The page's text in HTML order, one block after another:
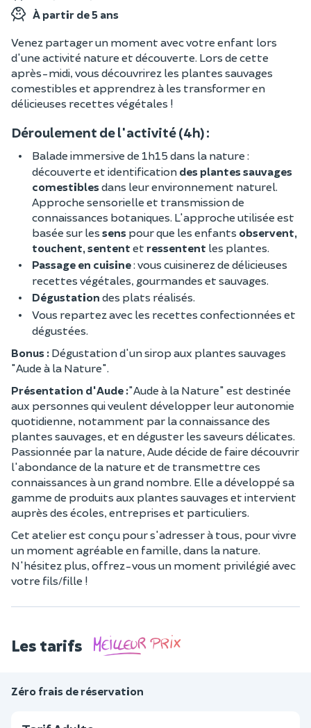
À partir de 5 ans
Venez partager un moment avec votre enfant lors
d'une activité nature et découverte. Lors de cette
après-midi, vous découvrirez les plantes sauvages
comestibles et apprendrez à les transformer en
délicieuses recettes végétales !
Déroulement de l'activité (4h) :
Balade immersive de 1h15 dans la nature :
découverte et identification des plantes sauvages
comestiblesdans leur environnement naturel.
Approche sensorielle et transmission de
connaissances botaniques. L'approche utilisée est
basée sur les sens pour que les enfants observent,
touchent, sentent et ressentent les plantes.
Passage en cuisine: vous cuisinerez de délicieuses
recettes végétales, gourmandes et sauvages.
Dégustation des plats réalisés.
Vous repartez avec les recettes confectionnées et
dégustées.
Bonus : Dégustation d'un sirop aux plantes sauvages
"Aude à la Nature".
Présentation d'Aude :"Aude à la Nature" est destinée
aux personnes qui veulent développer leur autonomie
quotidienne, notamment par la connaissance des
plantes sauvages, et en déguster les saveurs délicates.
Passionnée par la nature, Aude décide de faire découvrir
l'abondance de la nature et de transmettre ces
connaissances à un grand nombre. Elle a développé sa
gamme de produits aux plantes sauvages et intervient
auprès des écoles, entreprises et particuliers.
Cet atelier est conçu pour s'adresser à tous, pour vivre
un moment agréable en famille, dans la nature.
N'hésitez plus, offrez-vous un moment privilégié avec
votre fils/fille !
Les tarifs
Zéro frais de réservation